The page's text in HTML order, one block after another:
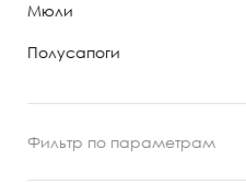
Мюли
Полусапоги
Фильтр по параметрам